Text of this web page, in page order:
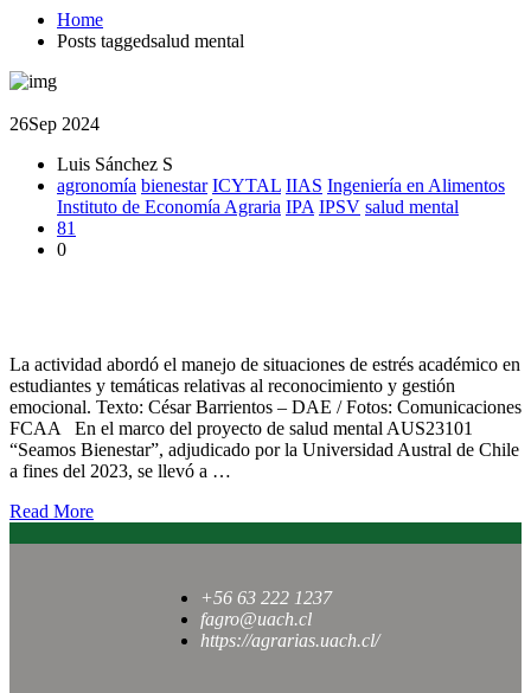
Home
Posts taggedsalud mental
26Sep 2024
Luis Sánchez S
agronomía bienestar ICYTAL IIAS Ingeniería en Alimentos
Instituto de Economía Agraria IPA IPSV salud mental
81
0
La actividad abordó el manejo de situaciones de estrés académico en
estudiantes y temáticas relativas al reconocimiento y gestión
emocional. Texto: César Barrientos – DAE / Fotos: Comunicaciones
FCAA En el marco del proyecto de salud mental AUS23101
“Seamos Bienestar”, adjudicado por la Universidad Austral de Chile
a fines del 2023, se llevó a …
Read More
+56 63 222 1237
fagro@uach.cl
https://agrarias.uach.cl/